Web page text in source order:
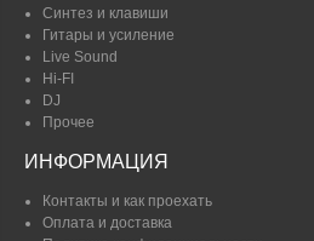
Синтез и клавиши
Гитары и усиление
Live Sound
Hi-FI
DJ
Прочее
ИНФОРМАЦИЯ
Контакты и как проехать
Оплата и доставка